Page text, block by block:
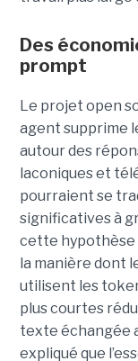
Des
prompt
Le projet open
agent supprime
autour des
laconiques et
pourraient se
significatives à
cette hypothèse
la manière dont
utilisent les
plus courtes
texte échangée
expliqué que